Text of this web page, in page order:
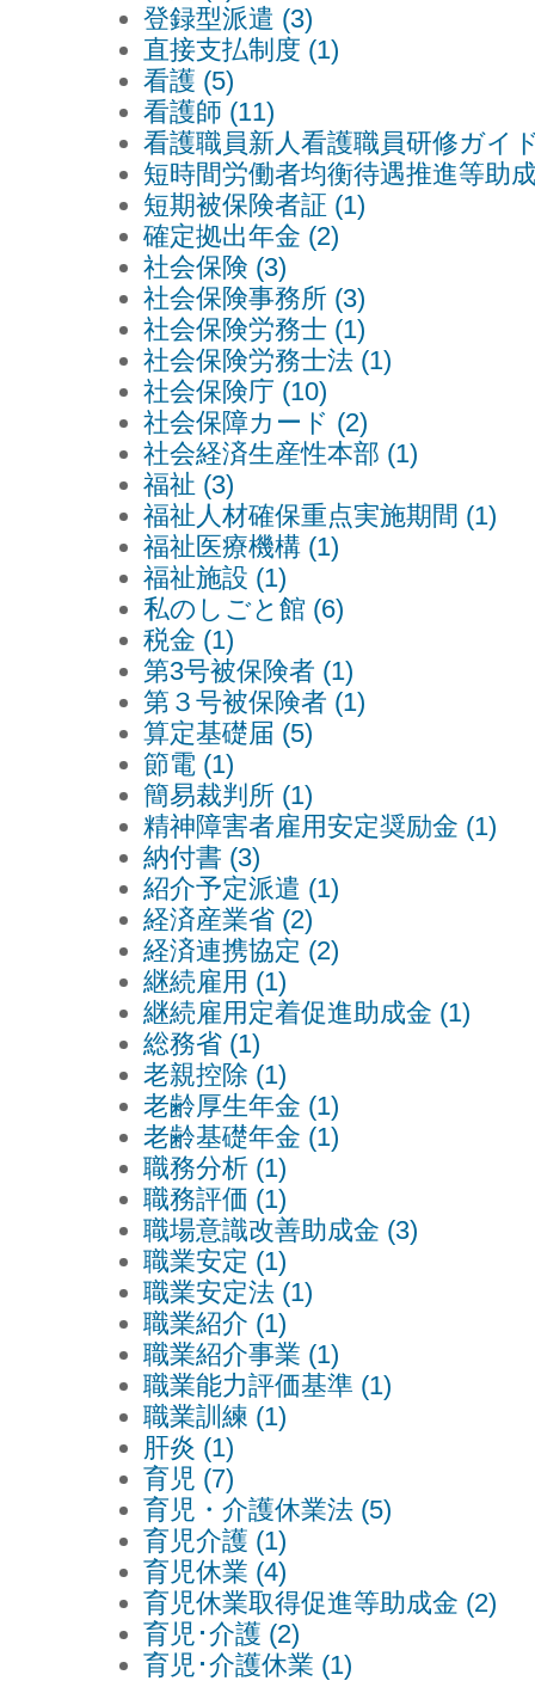
登録型派遣 (3)
直接支払制度 (1)
看護 (5)
看護師 (11)
看護職員新人看護職員研修ガイ
短時間労働者均衡待遇推進等助
短期被保険者証 (1)
確定拠出年金 (2)
社会保険 (3)
社会保険事務所 (3)
社会保険労務士 (1)
社会保険労務士法 (1)
社会保険庁 (10)
社会保障カード (2)
社会経済生産性本部 (1)
福祉 (3)
福祉人材確保重点実施期間 (1)
福祉医療機構 (1)
福祉施設 (1)
私のしごと館 (6)
税金 (1)
第3号被保険者 (1)
第３号被保険者 (1)
算定基礎届 (5)
節電 (1)
簡易裁判所 (1)
精神障害者雇用安定奨励金 (1)
納付書 (3)
紹介予定派遣 (1)
経済産業省 (2)
経済連携協定 (2)
継続雇用 (1)
継続雇用定着促進助成金 (1)
総務省 (1)
老親控除 (1)
老齢厚生年金 (1)
老齢基礎年金 (1)
職務分析 (1)
職務評価 (1)
職場意識改善助成金 (3)
職業安定 (1)
職業安定法 (1)
職業紹介 (1)
職業紹介事業 (1)
職業能力評価基準 (1)
職業訓練 (1)
肝炎 (1)
育児 (7)
育児・介護休業法 (5)
育児介護 (1)
育児休業 (4)
育児休業取得促進等助成金 (2)
育児･介護 (2)
育児･介護休業 (1)